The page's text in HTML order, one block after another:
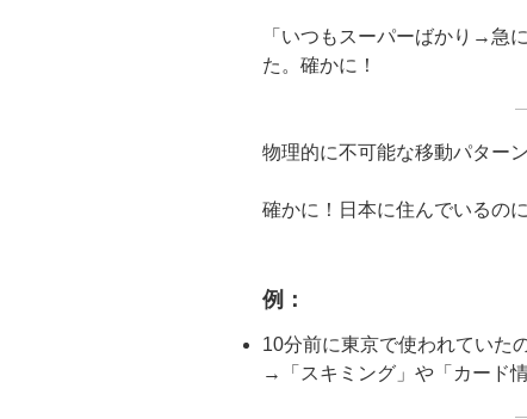
「いつもスーパーばかり→急
た。確かに！
物理的に不可能な移動パター
確かに！日本に住んでいるの
例：
10分前に東京で使われていた
→「スキミング」や「カード